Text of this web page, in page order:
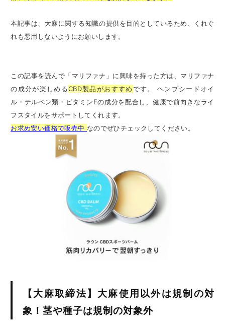
本記事は、大麻に関する知識の提供を目的としているため、くれぐ
れも悪用しないようにお願いします。
この記事を読んで「マリファナ」に興味を持った方は、マリファナ
の成分が楽しめるCBD製品がおすすめです。 ヘンプシードオイ
ル・テルペン類・ビタミンEの成分を配合し、健康で前向きなライ
フスタイルをサポートしてくれます。
お求め安い価格で販売中 なのでぜひチェックしてください。
【大麻取締法】大麻使用以外は規制の対
象！茎や種子は規制の対象外